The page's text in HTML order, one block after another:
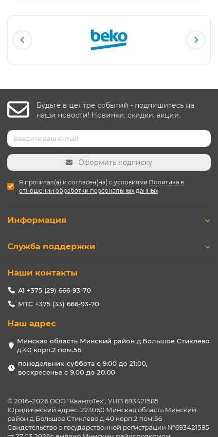
Будьте в центре событий - подпишитесь на
наши новости! Новинки, скидки, акции.
Оформить подписку
Я прочитал(а) и согласен(на) с условиями Политика в
отношении обработки персональных данных
Информация
Служба поддержки
Наши контакты
А1 +375 (29) 666-93-70
МТС +375 (33) 666-93-70
Наш адрес
Минская область Минский район д.Большое Стиклево
д.40 корп.2 пом.56
понедельник-суббота с 9:00 до 21:00,
воскресенье с 9.00 до 20.00
© 2016–2026 ООО "КвантоТех", УНП 693421585
Юридический адрес: 223060 Минская область Минский
район д.Большое Стиклево д.40 корп.2 пом.56
Свидетельство о государственной регистрации №693421585